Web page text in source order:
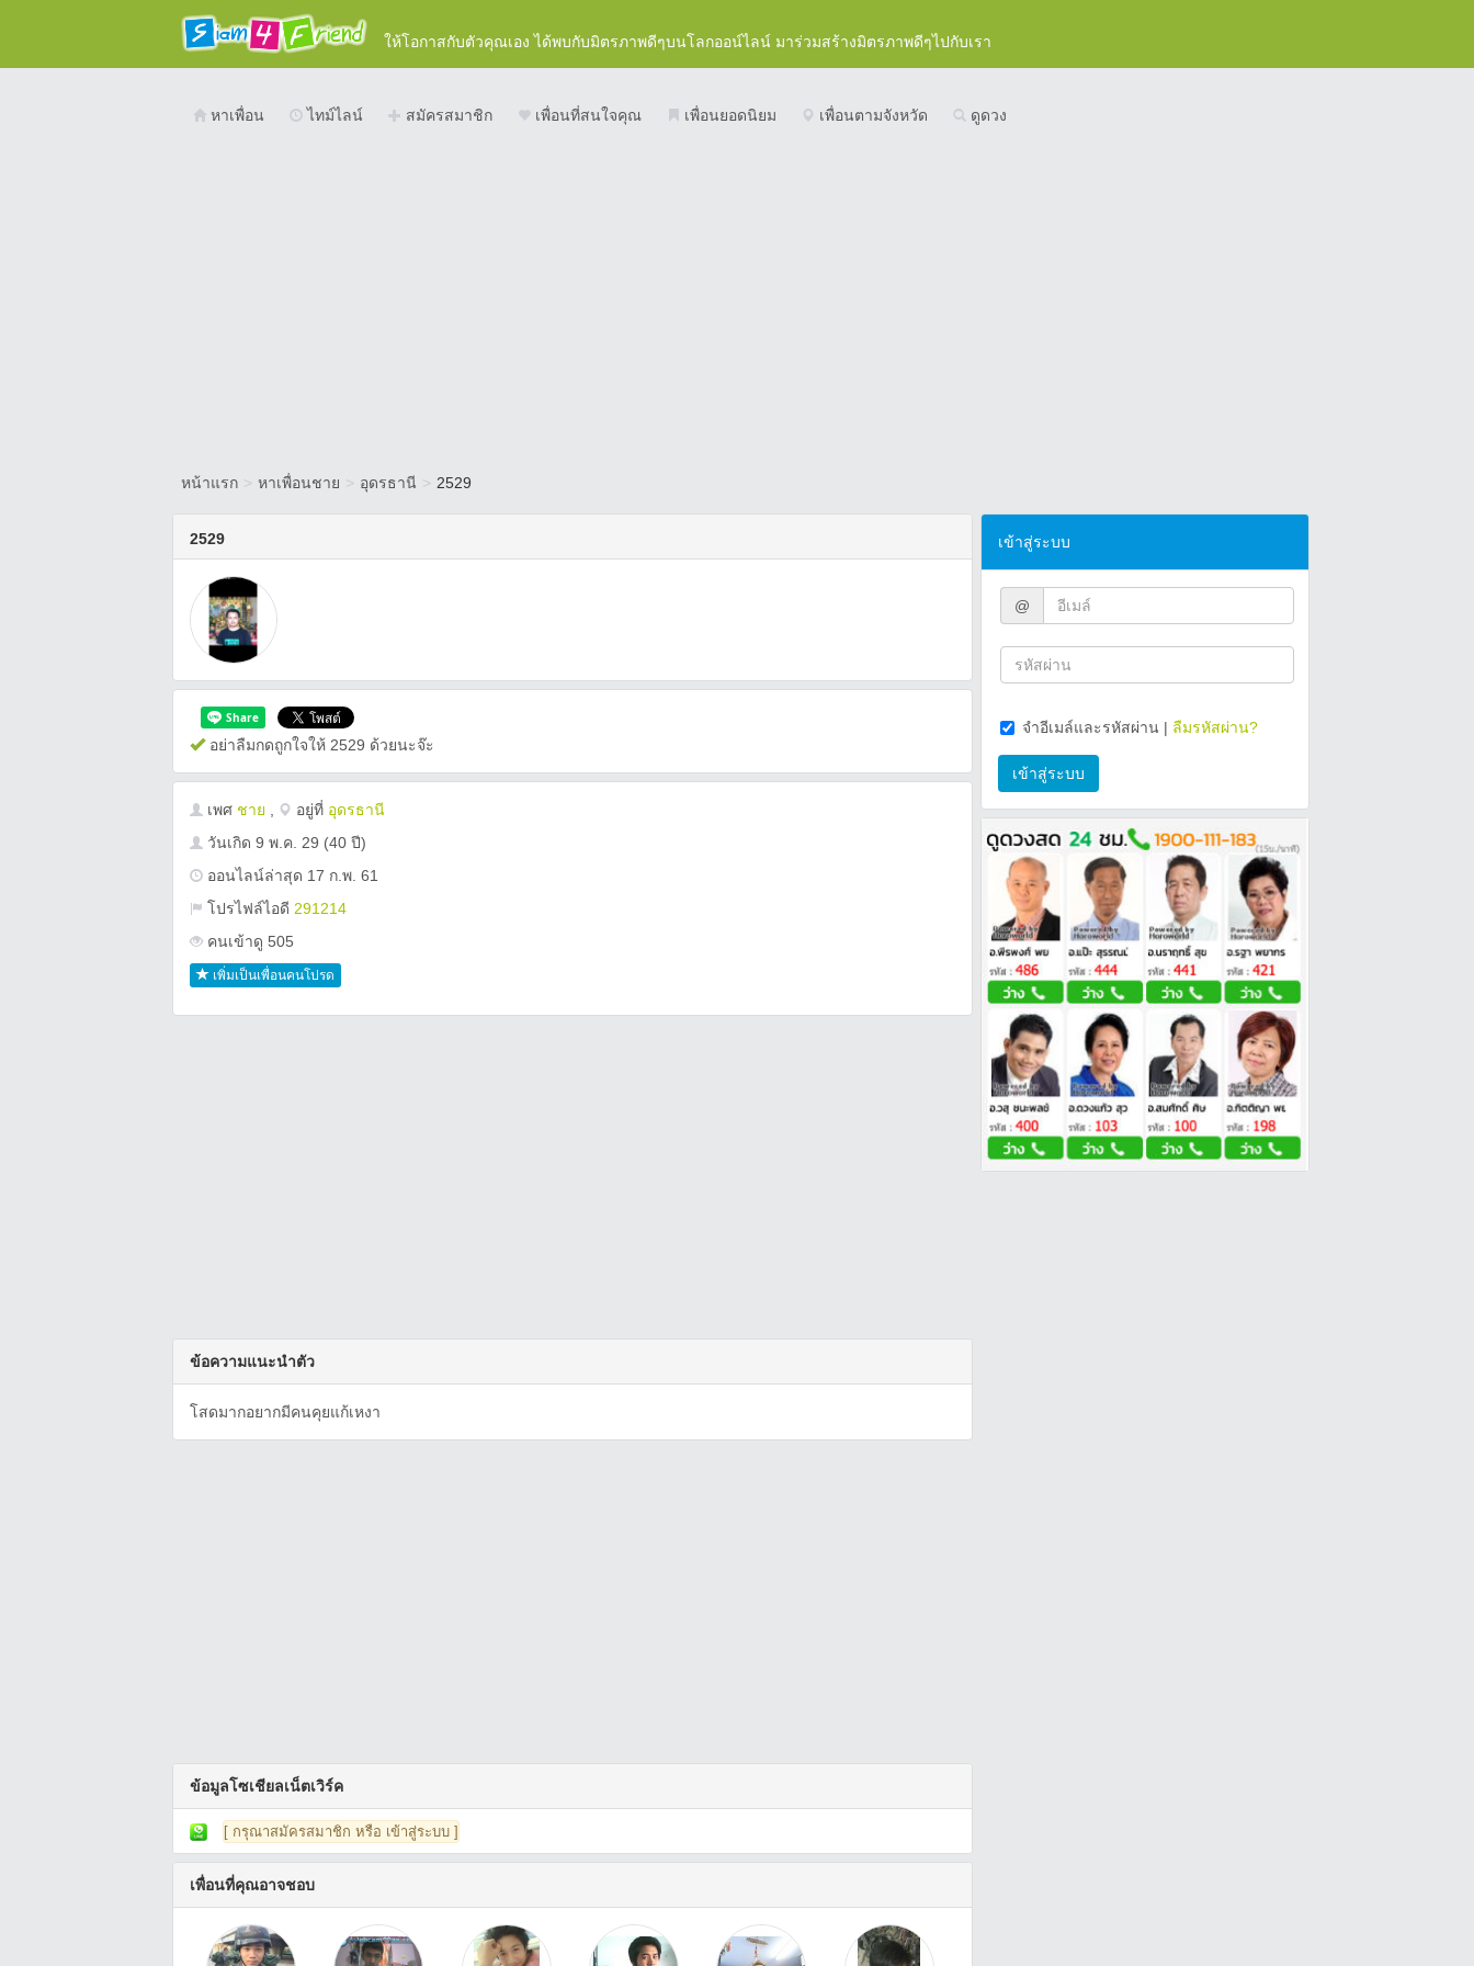
ให้โอกาสกับตัวคุณเอง ได้พบกับมิตรภาพดีๆบนโลกออน์ไลน์ มาร่วมสร้างมิตรภาพดีๆไปกับเรา
หาเพื่อน ไทม์ไลน์ สมัครสมาชิก เพื่อนที่สนใจคุณ เพื่อนยอดนิยม เพื่อนตามจังหวัด ดูดวง
หน้าแรก > หาเพื่อนชาย > อุดรธานี > 2529
2529
อย่าลืมกดถูกใจให้ 2529 ด้วยนะจ๊ะ
เพศ ชาย อยู่ที่ อุดรธานี
วันเกิด 9 พ.ค. 29 (40 ปี)
ออนไลน์ล่าสุด 17 ก.พ. 61
โปรไฟล์ไอดี 291214
คนเข้าดู 505
เพิ่มเป็นเพื่อนคนโปรด
ข้อความแนะนำตัว
โสดมากอยากมีคนคุยแก้เหงา
ข้อมูลโซเชียลเน็ตเวิร์ค
[ กรุณาสมัครสมาชิก หรือ เข้าสู่ระบบ ]
เพื่อนที่คุณอาจชอบ
เข้าสู่ระบบ
@
จำอีเมล์และรหัสผ่าน | ลืมรหัสผ่าน?
เข้าสู่ระบบ